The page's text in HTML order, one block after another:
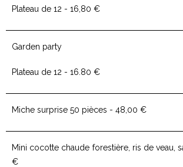
Plateau de 12 - 16,80 €
Garden party
Plateau de 12 - 16.80 €
Miche surprise 50 pièces - 48,00 €
Mini cocotte chaude forestière, ris de veau,
€